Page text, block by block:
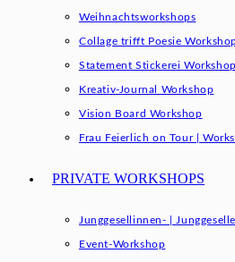
Weihnachtsworkshops
Collage trifft Poesie
Statement Stickerei Workshop
Kreativ-Journal Workshop
Vision Board Workshop
Frau Feierlich on Tour |
PRIVATE WORKSHOPS
Junggesellinnen- |
Event-Workshop